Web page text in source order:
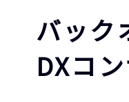
バック
DXコ